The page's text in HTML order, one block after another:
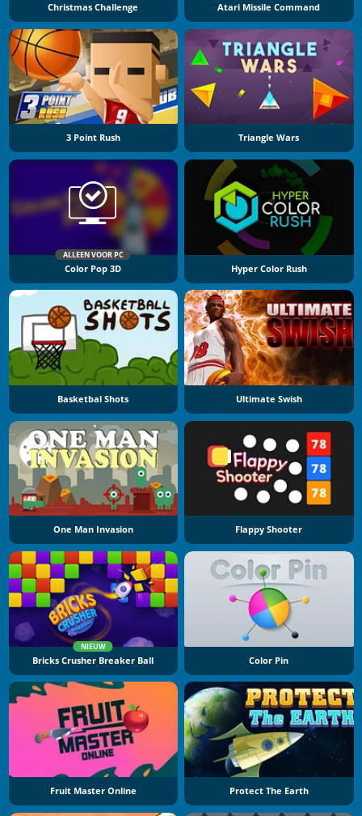
Christmas Challenge Atari Missile Command
3 Point Rush Triangle Wars
ALLEEN VOOR PC
Color Pop 3D Hyper Color Rush
Basketbal Shots Ultimate Swish
One Man Invasion Flappy Shooter
NIEUW
Bricks Crusher Breaker Ball Color Pin
Fruit Master Online Protect The Earth